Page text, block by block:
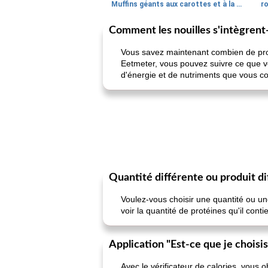
Muffins géants aux carottes et à la banane de Nif
Comment les nouilles
Vous savez maintenant combien de
Eetmeter, vous pouvez suivre ce que
d'énergie et de nutriments que vous
Quantité différente ou produit
Voulez-vous choisir une quantité ou
voir la quantité de protéines qu'il
Application "Est-ce que je